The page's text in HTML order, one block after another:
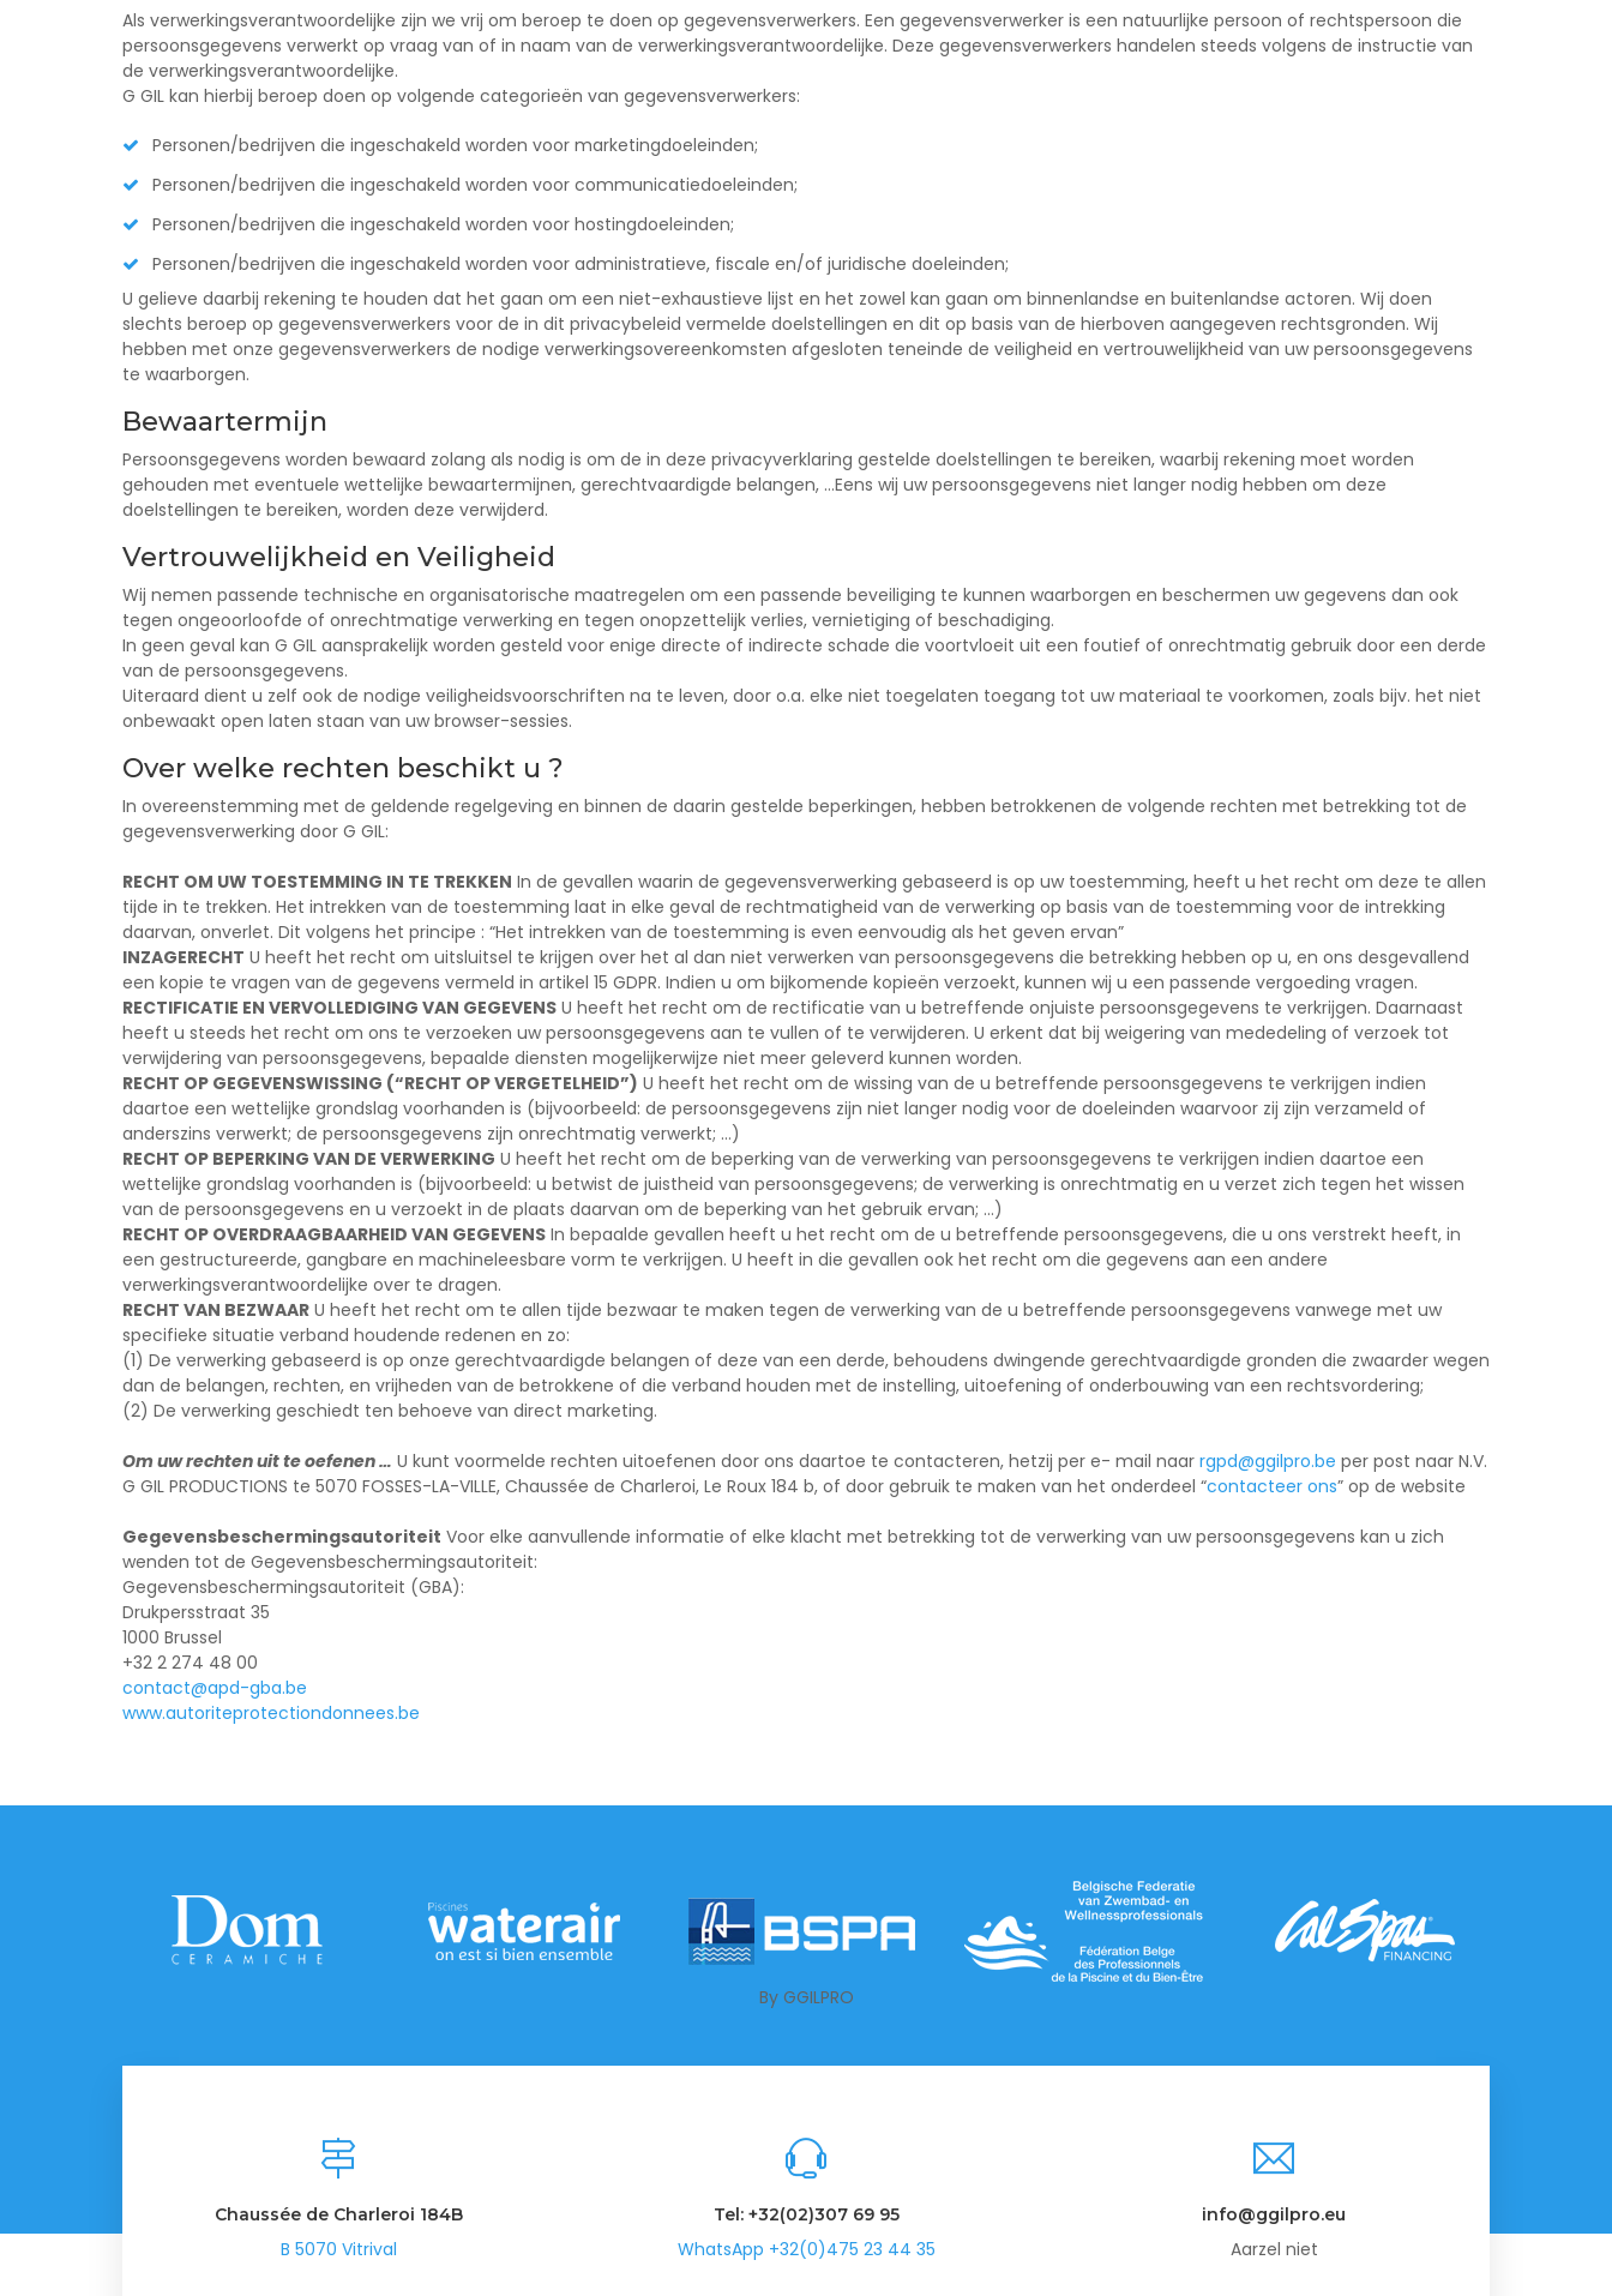
Als verwerkingsverantwoordelijke zijn we vrij om beroep te doen op gegevensverwerkers. Een gegevensverwerker is een natuurlijke persoon of rechtspersoon die
persoonsgegevens verwerkt op vraag van of in naam van de verwerkingsverantwoordelijke. Deze gegevensverwerkers handelen steeds volgens de instructie van
de verwerkingsverantwoordelijke.
G GIL kan hierbij beroep doen op volgende categorieën van gegevensverwerkers:
Personen/bedrijven die ingeschakeld worden voor marketingdoeleinden;
Personen/bedrijven die ingeschakeld worden voor communicatiedoeleinden;
Personen/bedrijven die ingeschakeld worden voor hostingdoeleinden;
Personen/bedrijven die ingeschakeld worden voor administratieve, fiscale en/of juridische doeleinden;
U gelieve daarbij rekening te houden dat het gaan om een niet-exhaustieve lijst en het zowel kan gaan om binnenlandse en buitenlandse actoren. Wij doen
slechts beroep op gegevensverwerkers voor de in dit privacybeleid vermelde doelstellingen en dit op basis van de hierboven aangegeven rechtsgronden. Wij
hebben met onze gegevensverwerkers de nodige verwerkingsovereenkomsten afgesloten teneinde de veiligheid en vertrouwelijkheid van uw persoonsgegevens
te waarborgen.
Bewaartermijn
Persoonsgegevens worden bewaard zolang als nodig is om de in deze privacyverklaring gestelde doelstellingen te bereiken, waarbij rekening moet worden
gehouden met eventuele wettelijke bewaartermijnen, gerechtvaardigde belangen, …Eens wij uw persoonsgegevens niet langer nodig hebben om deze
doelstellingen te bereiken, worden deze verwijderd.
Vertrouwelijkheid en Veiligheid
Wij nemen passende technische en organisatorische maatregelen om een passende beveiliging te kunnen waarborgen en beschermen uw gegevens dan ook
tegen ongeoorloofde of onrechtmatige verwerking en tegen onopzettelijk verlies, vernietiging of beschadiging.
In geen geval kan G GIL aansprakelijk worden gesteld voor enige directe of indirecte schade die voortvloeit uit een foutief of onrechtmatig gebruik door een derde
van de persoonsgegevens.
Uiteraard dient u zelf ook de nodige veiligheidsvoorschriften na te leven, door o.a. elke niet toegelaten toegang tot uw materiaal te voorkomen, zoals bijv. het niet
onbewaakt open laten staan van uw browser-sessies.
Over welke rechten beschikt u ?
In overeenstemming met de geldende regelgeving en binnen de daarin gestelde beperkingen, hebben betrokkenen de volgende rechten met betrekking tot de
gegevensverwerking door G GIL:
RECHT OM UW TOESTEMMING IN TE TREKKEN In de gevallen waarin de gegevensverwerking gebaseerd is op uw toestemming, heeft u het recht om deze te allen
tijde in te trekken. Het intrekken van de toestemming laat in elke geval de rechtmatigheid van de verwerking op basis van de toestemming voor de intrekking
daarvan, onverlet. Dit volgens het principe : “Het intrekken van de toestemming is even eenvoudig als het geven ervan”
INZAGERECHT U heeft het recht om uitsluitsel te krijgen over het al dan niet verwerken van persoonsgegevens die betrekking hebben op u, en ons desgevallend
een kopie te vragen van de gegevens vermeld in artikel 15 GDPR. Indien u om bijkomende kopieën verzoekt, kunnen wij u een passende vergoeding vragen.
RECTIFICATIE EN VERVOLLEDIGING VAN GEGEVENS U heeft het recht om de rectificatie van u betreffende onjuiste persoonsgegevens te verkrijgen. Daarnaast
heeft u steeds het recht om ons te verzoeken uw persoonsgegevens aan te vullen of te verwijderen. U erkent dat bij weigering van mededeling of verzoek tot
verwijdering van persoonsgegevens, bepaalde diensten mogelijkerwijze niet meer geleverd kunnen worden.
RECHT OP GEGEVENSWISSING (“RECHT OP VERGETELHEID”) U heeft het recht om de wissing van de u betreffende persoonsgegevens te verkrijgen indien
daartoe een wettelijke grondslag voorhanden is (bijvoorbeeld: de persoonsgegevens zijn niet langer nodig voor de doeleinden waarvoor zij zijn verzameld of
anderszins verwerkt; de persoonsgegevens zijn onrechtmatig verwerkt; …)
RECHT OP BEPERKING VAN DE VERWERKING U heeft het recht om de beperking van de verwerking van persoonsgegevens te verkrijgen indien daartoe een
wettelijke grondslag voorhanden is (bijvoorbeeld: u betwist de juistheid van persoonsgegevens; de verwerking is onrechtmatig en u verzet zich tegen het wissen
van de persoonsgegevens en u verzoekt in de plaats daarvan om de beperking van het gebruik ervan; …)
RECHT OP OVERDRAAGBAARHEID VAN GEGEVENS In bepaalde gevallen heeft u het recht om de u betreffende persoonsgegevens, die u ons verstrekt heeft, in
een gestructureerde, gangbare en machineleesbare vorm te verkrijgen. U heeft in die gevallen ook het recht om die gegevens aan een andere
verwerkingsverantwoordelijke over te dragen.
RECHT VAN BEZWAAR U heeft het recht om te allen tijde bezwaar te maken tegen de verwerking van de u betreffende persoonsgegevens vanwege met uw
specifieke situatie verband houdende redenen en zo:
(1) De verwerking gebaseerd is op onze gerechtvaardigde belangen of deze van een derde, behoudens dwingende gerechtvaardigde gronden die zwaarder wegen
dan de belangen, rechten, en vrijheden van de betrokkene of die verband houden met de instelling, uitoefening of onderbouwing van een rechtsvordering;
(2) De verwerking geschiedt ten behoeve van direct marketing.
Om uw rechten uit te oefenen … U kunt voormelde rechten uitoefenen door ons daartoe te contacteren, hetzij per e- mail naar rgpd@ggilpro.be per post naar N.V.
G GIL PRODUCTIONS te 5070 FOSSES-LA-VILLE, Chaussée de Charleroi, Le Roux 184 b, of door gebruik te maken van het onderdeel “contacteer ons” op de website
Gegevensbeschermingsautoriteit Voor elke aanvullende informatie of elke klacht met betrekking tot de verwerking van uw persoonsgegevens kan u zich
wenden tot de Gegevensbeschermingsautoriteit:
Gegevensbeschermingsautoriteit (GBA):
Drukpersstraat 35
1000 Brussel
+32 2 274 48 00
contact@apd-gba.be
www.autoriteprotectiondonnees.be
By GGILPRO
Chaussée de Charleroi 184B
B 5070 Vitrival
Tel: +32(02)307 69 95
WhatsApp +32(0)475 23 44 35
info@ggilpro.eu
Aarzel niet